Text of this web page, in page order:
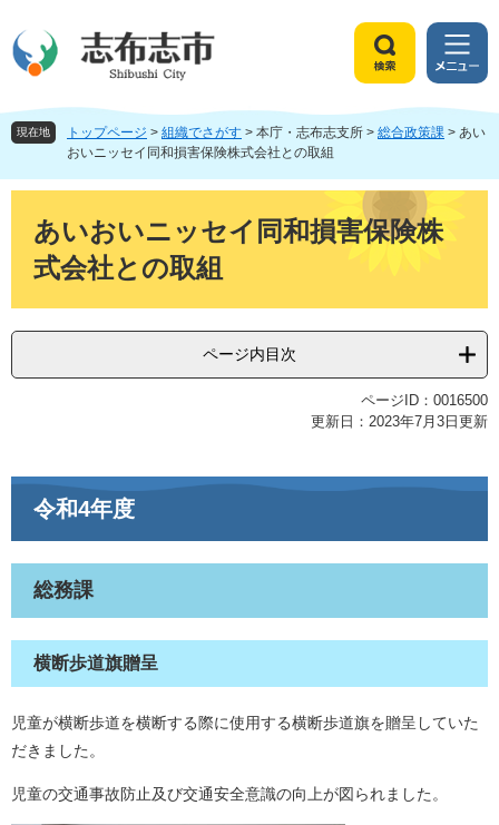
ジ
頭
ュ
飛
索
メ
ニ
ュ
ー
現在地 トップページ > 組織でさがす > 本庁・志布志支所 > 総合政策課 > あい
おいニッセイ同和損害保険株式会社との取組
あいおいニッセイ同和損害保険株
式会社との取組
ページ内目次
ページID：0016500
更新日：2023年7月3日更新
令和4年度
総務課
横断歩道旗贈呈
児童が横断歩道を横断する際に使用する横断歩道旗を贈呈していた
だきました。
児童の交通事故防止及び交通安全意識の向上が図られました。